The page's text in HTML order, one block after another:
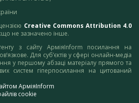
Creative Commons Attribution 4.0
не зазначено інше.
з сайту АрміяInform посилання на
Для суб’єктів у сфері онлайн-медіа
у першому абзаці матеріалу прямого та
систем гіперпосилання на цитований
АрміяInform
cookie